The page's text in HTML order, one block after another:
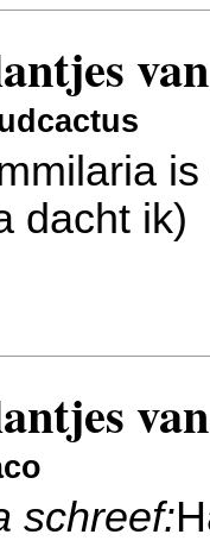
dacht ik)
schreef: